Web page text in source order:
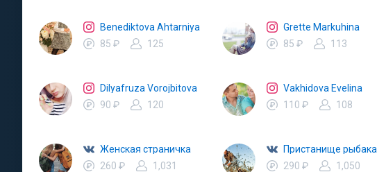
Benediktova Ahtarniya
85 ₽
125
Grette Markuhina
85 ₽
113
Dilyafruza Vorojbitova
90 ₽
120
Vakhidova Evelina
110 ₽
108
Женская страничка
260 ₽
1,031
Пристанище рыбака
290 ₽
1,050